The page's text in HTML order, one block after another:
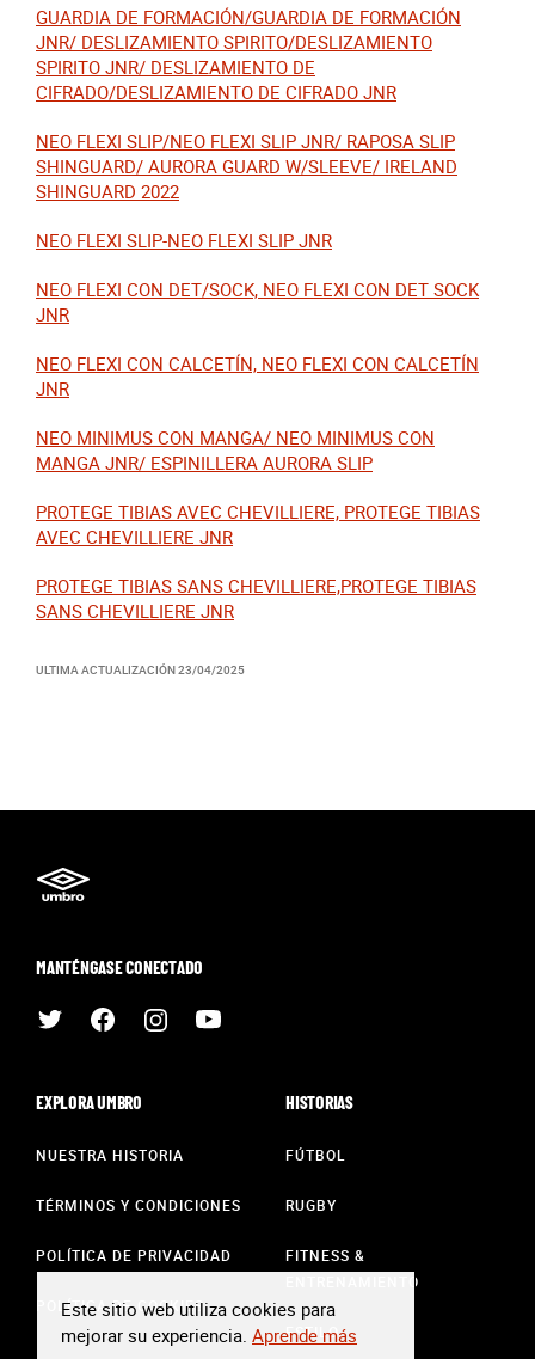
GUARDIA DE FORMACIÓN/GUARDIA DE FORMACIÓN
JNR/ DESLIZAMIENTO SPIRITO/DESLIZAMIENTO
SPIRITO JNR/ DESLIZAMIENTO DE
CIFRADO/DESLIZAMIENTO DE CIFRADO JNR
NEO FLEXI SLIP/NEO FLEXI SLIP JNR/ RAPOSA SLIP
SHINGUARD/ AURORA GUARD W/SLEEVE/ IRELAND
SHINGUARD 2022
NEO FLEXI SLIP-NEO FLEXI SLIP JNR
NEO FLEXI CON DET/SOCK, NEO FLEXI CON DET SOCK
JNR
NEO FLEXI CON CALCETÍN, NEO FLEXI CON CALCETÍN
JNR
NEO MINIMUS CON MANGA/ NEO MINIMUS CON
MANGA JNR/ ESPINILLERA AURORA SLIP
PROTEGE TIBIAS AVEC CHEVILLIERE, PROTEGE TIBIAS
AVEC CHEVILLIERE JNR
PROTEGE TIBIAS SANS CHEVILLIERE,PROTEGE TIBIAS
SANS CHEVILLIERE JNR
ULTIMA ACTUALIZACIÓN23/04/2025
MANTÉNGASE CONECTADO
EXPLORA UMBRO
NUESTRA HISTORIA
TÉRMINOS Y CONDICIONES
POLÍTICA DE PRIVACIDAD
POLÍTICA DE COOKIES
HISTORIAS
FÚTBOL
RUGBY
FITNESS &
ENTRENAMIENTO
ESTILO
Este sitio web utiliza cookies para
mejorar su experiencia. Aprende más